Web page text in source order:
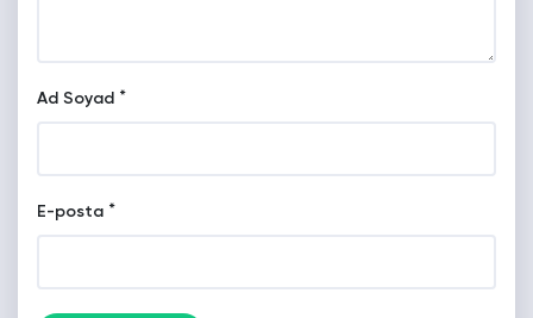
Ad Soyad *
E-posta *